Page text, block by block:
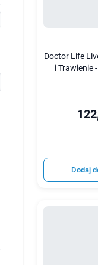
Doctor Life
i Trawienie
Dodaj